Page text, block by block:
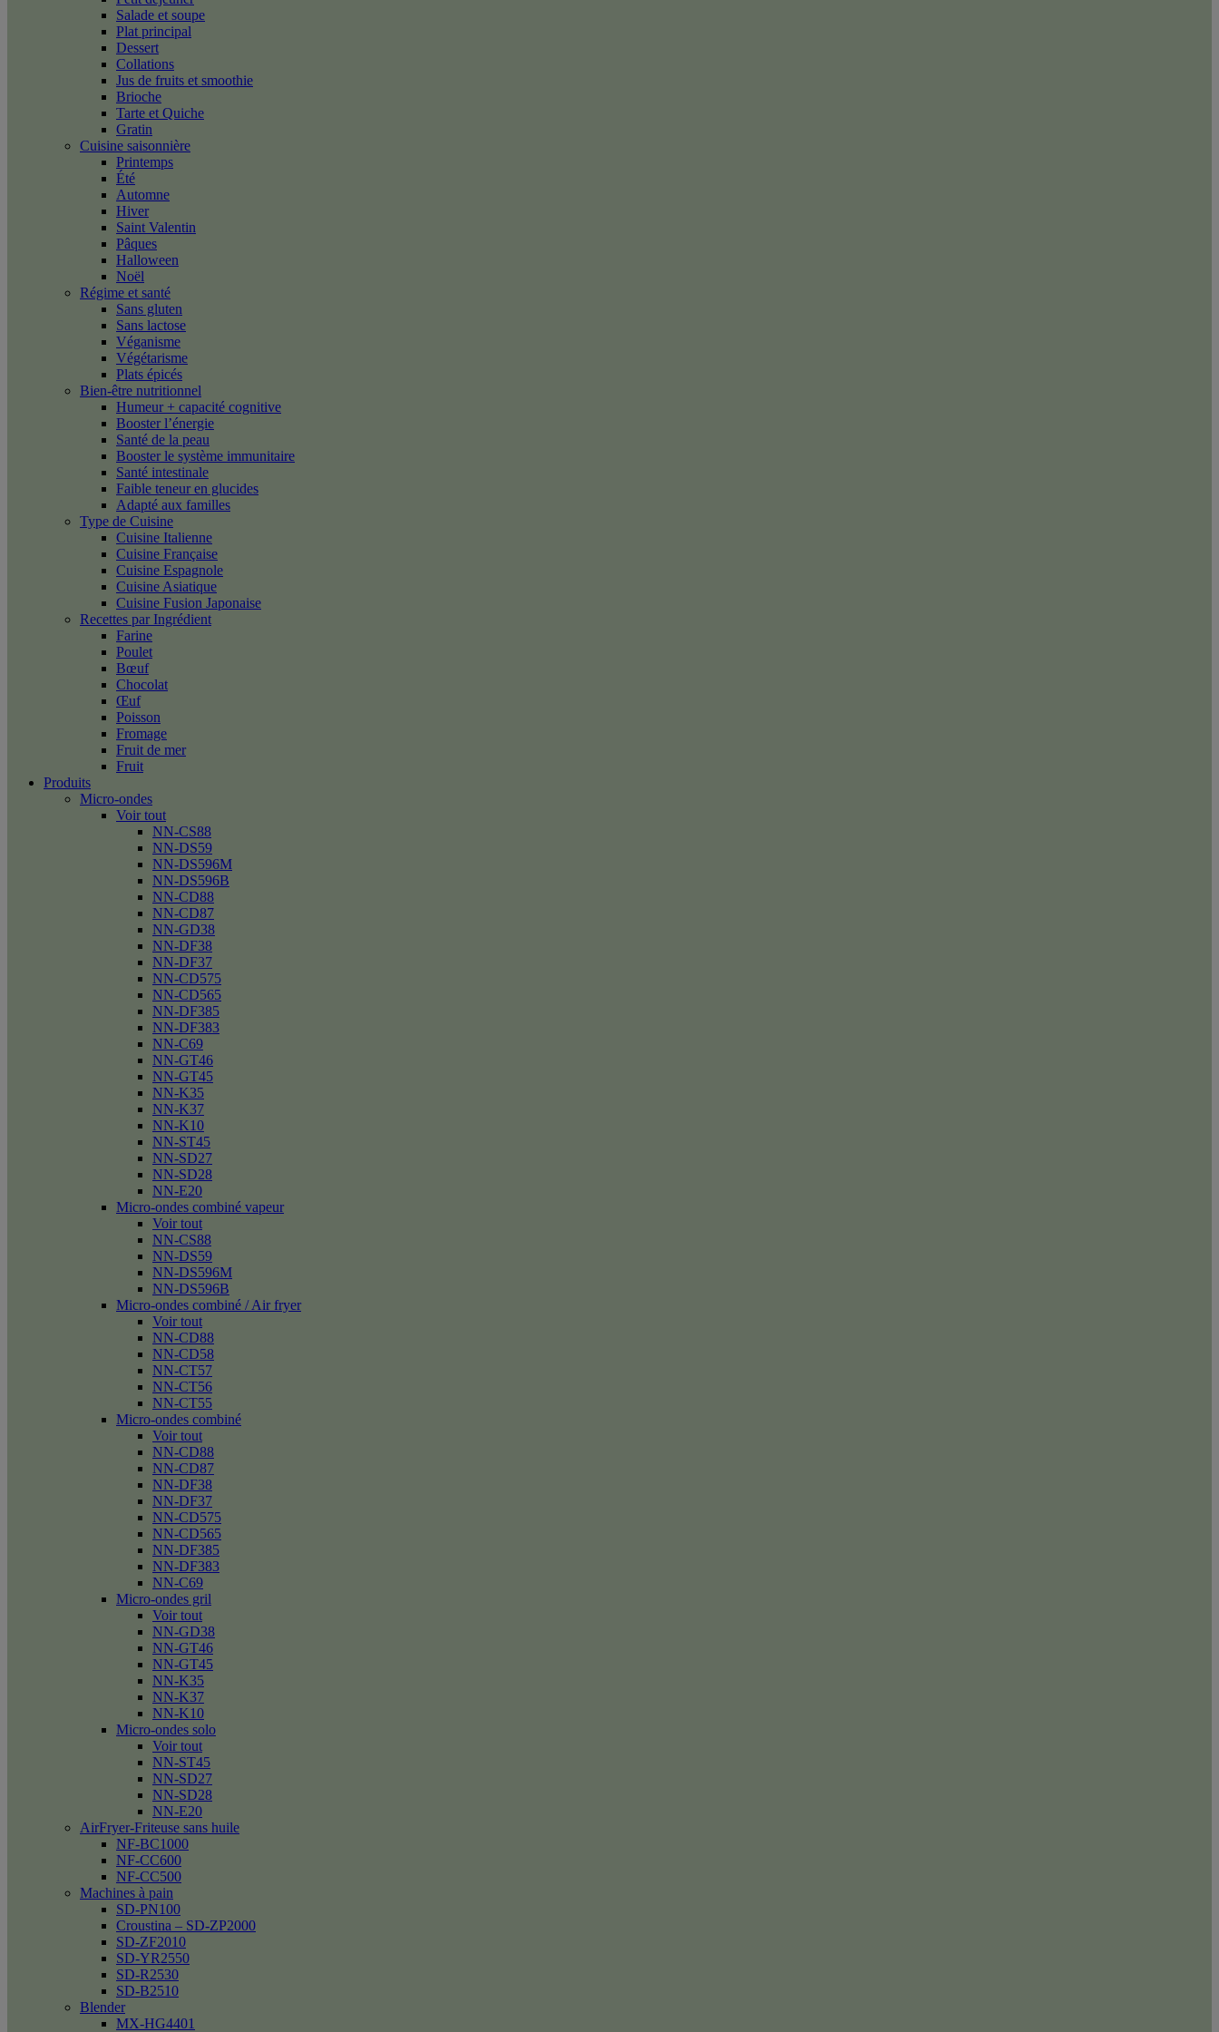
Salade et soupe
Plat principal
Dessert
Collations
Jus de fruits et smoothie
Brioche
Tarte et Quiche
Gratin
Cuisine saisonnière
Printemps
Été
Automne
Hiver
Saint Valentin
Pâques
Halloween
Noël
Régime et santé
Sans gluten
Sans lactose
Véganisme
Végétarisme
Plats épicés
Bien-être nutritionnel
Humeur + capacité cognitive
Booster l’énergie
Santé de la peau
Booster le système immunitaire
Santé intestinale
Faible teneur en glucides
Adapté aux familles
Type de Cuisine
Cuisine Italienne
Cuisine Française
Cuisine Espagnole
Cuisine Asiatique
Cuisine Fusion Japonaise
Recettes par Ingrédient
Farine
Poulet
Bœuf
Chocolat
Œuf
Poisson
Fromage
Fruit de mer
Fruit
Produits
Micro-ondes
Voir tout
NN-CS88
NN-DS59
NN-DS596M
NN-DS596B
NN-CD88
NN-CD87
NN-GD38
NN-DF38
NN-DF37
NN-CD575
NN-CD565
NN-DF385
NN-DF383
NN-C69
NN-GT46
NN-GT45
NN-K35
NN-K37
NN-K10
NN-ST45
NN-SD27
NN-SD28
NN-E20
Micro-ondes combiné vapeur
Voir tout
NN-CS88
NN-DS59
NN-DS596M
NN-DS596B
Micro-ondes combiné / Air fryer
Voir tout
NN-CD88
NN-CD58
NN-CT57
NN-CT56
NN-CT55
Micro-ondes combiné
Voir tout
NN-CD88
NN-CD87
NN-DF38
NN-DF37
NN-CD575
NN-CD565
NN-DF385
NN-DF383
NN-C69
Micro-ondes gril
Voir tout
NN-GD38
NN-GT46
NN-GT45
NN-K35
NN-K37
NN-K10
Micro-ondes solo
Voir tout
NN-ST45
NN-SD27
NN-SD28
NN-E20
AirFryer-Friteuse sans huile
NF-BC1000
NF-CC600
NF-CC500
Machines à pain
SD-PN100
Croustina – SD-ZP2000
SD-ZF2010
SD-YR2550
SD-R2530
SD-B2510
Blender
MX-HG4401